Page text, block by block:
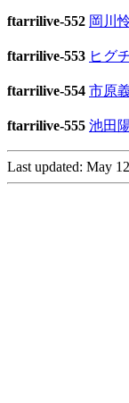
ftarrilive-552 岡川
ftarrilive-553 ヒグ
ftarrilive-554 市原
ftarrilive-555 池田
Last updated: May